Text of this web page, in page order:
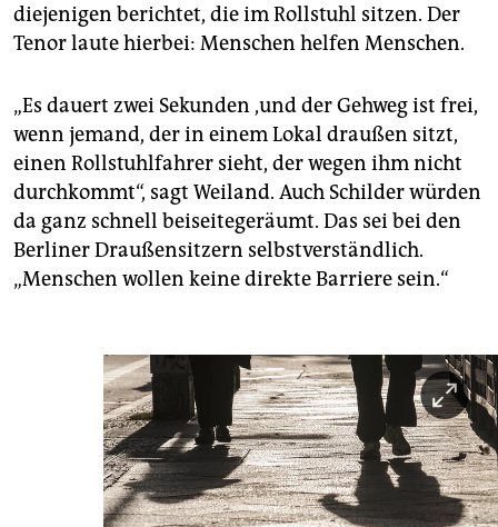
diejenigen berichtet, die im Rollstuhl sitzen. Der
Tenor laute hierbei: Menschen helfen Menschen.
„Es dauert zwei Sekunden ,und der Gehweg ist frei,
wenn jemand, der in einem Lokal draußen sitzt,
einen Rollstuhlfahrer sieht, der wegen ihm nicht
durchkommt“, sagt Weiland. Auch Schilder würden
da ganz schnell beiseitegeräumt. Das sei bei den
Berliner Draußensitzern selbstverständlich.
„Menschen wollen keine direkte Barriere sein.“